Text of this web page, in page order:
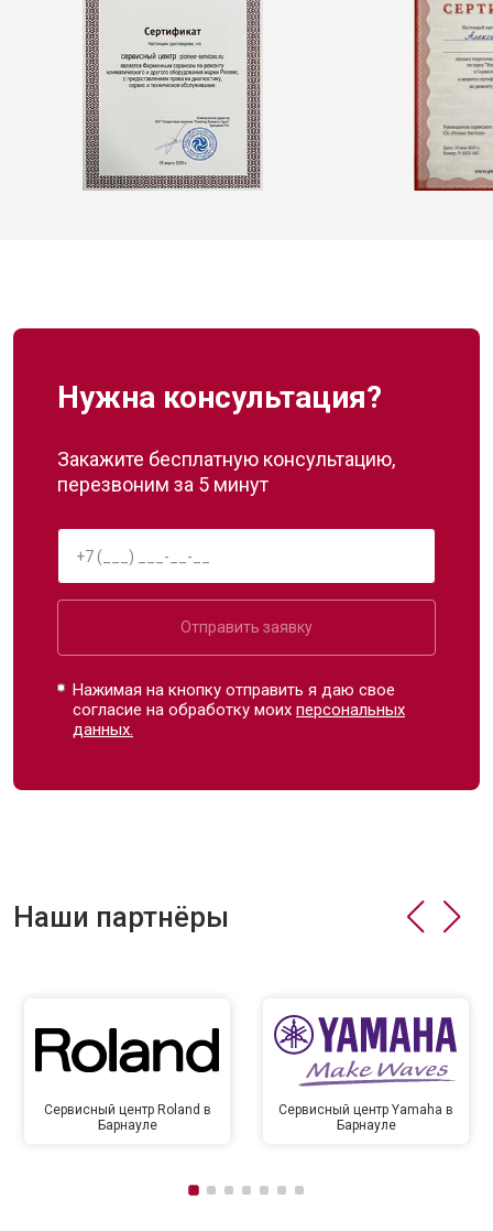
Нужна консультация?
Закажите бесплатную консультацию,
перезвоним за 5 минут
Отправить заявку
Нажимая на кнопку отправить я даю свое
согласие на обработку моихперсональных
данных.
Наши партнёры
Сервисный центр Roland в
Барнауле
Сервисный центр Yamaha в
Барнауле